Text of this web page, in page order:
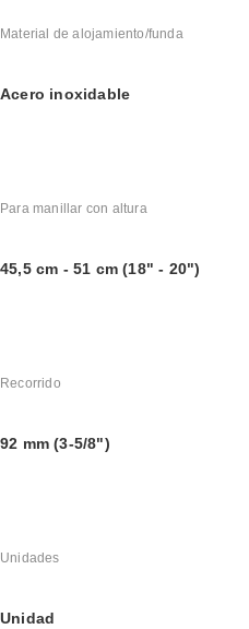
Material de alojamiento/funda
Acero inoxidable
Para manillar con altura
45,5 cm - 51 cm (18" - 20")
Recorrido
92 mm (3-5/8")
Unidades
Unidad